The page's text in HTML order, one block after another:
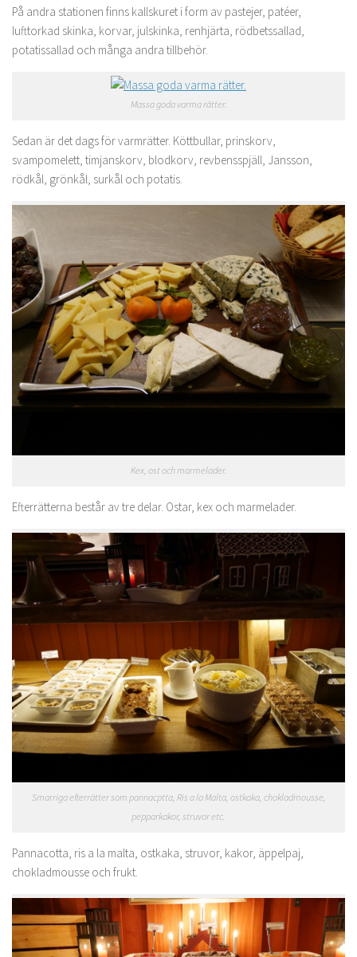
På andra stationen finns kallskuret i form av pastejer, patéer,
lufttorkad skinka, korvar, julskinka, renhjärta, rödbetssallad,
potatissallad och många andra tillbehör.
Massa goda varma rätter.
Sedan är det dags för varmrätter. Köttbullar, prinskorv,
svampomelett, timjanskorv, blodkorv, revbensspjäll, Jansson,
rödkål, grönkål, surkål och potatis.
Kex, ost och marmelader.
Efterrätterna består av tre delar. Ostar, kex och marmelader.
Smarriga efterrätter som pannacptta, Ris a la Malta, ostkaka, chokladmousse,
pepparkakor, struvor etc.
Pannacotta, ris a la malta, ostkaka, struvor, kakor, äppelpaj,
chokladmousse och frukt.